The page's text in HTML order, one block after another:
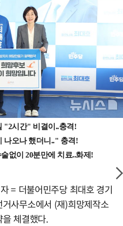
= 더불어민주당 최대호 경기
사무소에서 (재)희망제작소
체결했다.